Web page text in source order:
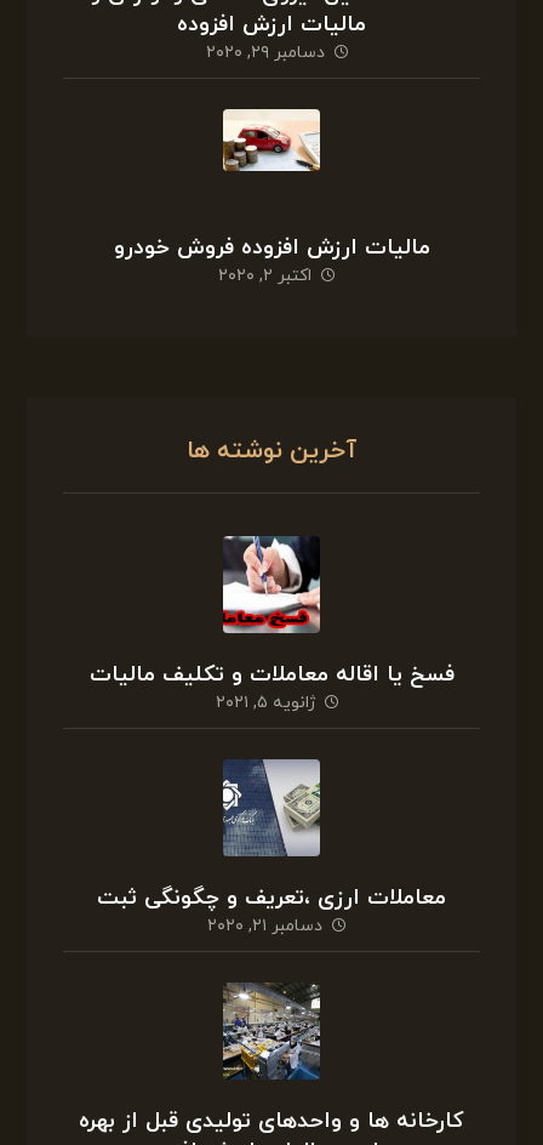
مالیات ارزش افزوده
دسامبر ۲۹, ۲۰۲۰
مالیات ارزش افزوده فروش خودرو
اکتبر ۲, ۲۰۲۰
آخرین نوشته ها
فسخ یا اقاله معاملات و تکلیف مالیات
ژانویه ۵, ۲۰۲۱
معاملات ارزی ،تعریف و چگونگی ثبت
دسامبر ۲۱, ۲۰۲۰
کارخانه ها و واحدهای تولیدی قبل از بهره